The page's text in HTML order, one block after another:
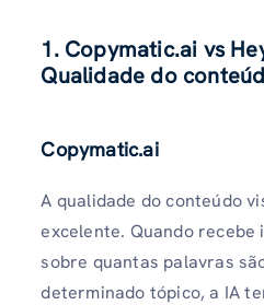
1. Copymatic.ai vs
Qualidade do
Copymatic.ai
A qualidade do conteúdo
excelente. Quando
sobre quantas palavras
determinado tópico, a IA